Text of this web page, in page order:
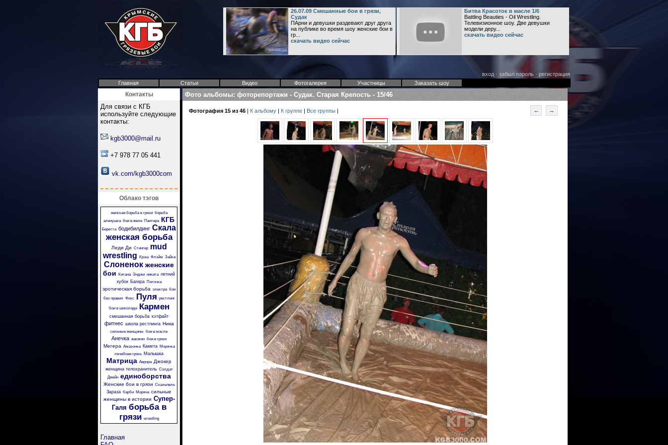
26.07.09 Смешанные бои в грязи,
Судак
ПАрни и девушки раздевают друг друга
на публике во время шоу женские бои в
гр...
скачать видео сейчас
Битва Красоток в масле 1/6
Battling Beauties - Oil Wrestling.
Телевизионное шоу. Две девушки
модели деру...
скачать видео сейчас
вход· забыл пароль· регистрация
Главная
Статьи Видео Фотогалерея Участницы Заказать шоу
Контакты
Для связи с КГБ
используйте следующие
контакты:
kgb3000@mail.ru
+7 978 77 05 441
vk.com/kgb3000com
Облако тэгов
женская борьба в грязи борьба
аленушка бои в желе Пантера КГБ
Беретта бодибилдинг Скала
женская борьба
Леди Ди Стингер
mud
wrestling
Крэш Флэйм Зайка
Слоненок женские
бои
Китана Энджи никита летний
кубок Багира Пяточка
эротическая борьба электра бои
без правил Фокс Пуля рестлинг
бои в шоколаде Кармен
смешанная борьба кэтфайт
фитнес школа рестлинга Ника
сильные женщины бои в масле
Анечка жасмин бои в грязи
Мегера Амазонка Камета
Морячка
лечебная грязь Малышка
Матрица Аврора Джокер
женщина телохранитель Солдат
Джейн единоборства
Женские бои в грязи Скальпель
Зараза барби Моряча сильные
женщины в истории Супер-
Галя борьба в
грязи wrestling
Главная
Фото альбомы: фоторепортажи - Судак. Старая Крепость - 15/46
Фотография 15 из 46 | К альбому | К группе | Все группы | ← →